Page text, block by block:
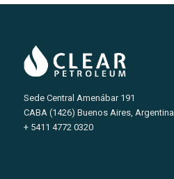
Sede Central Amenábar 191
CABA (1426) Buenos Aires, Argentina
+ 5411 4772 0320